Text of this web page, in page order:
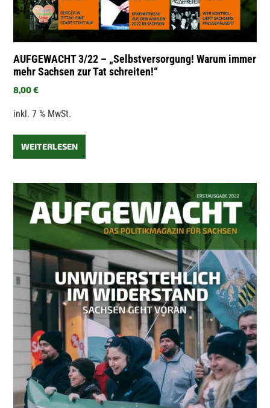
AUFGEWACHT 3/22 – „Selbstversorgung! Warum immer
mehr Sachsen zur Tat schreiten!“
8,00€
inkl. 7 % MwSt.
WEITERLESEN